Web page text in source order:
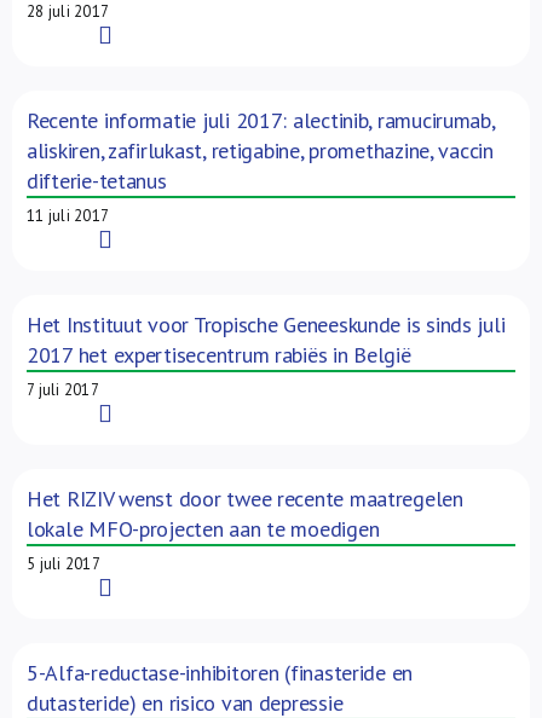
28 juli 2017
Recente informatie juli 2017: alectinib, ramucirumab,
aliskiren, zafirlukast, retigabine, promethazine, vaccin
difterie-tetanus
11 juli 2017
Het Instituut voor Tropische Geneeskunde is sinds juli
2017 het expertisecentrum rabiës in België
7 juli 2017
Het RIZIV wenst door twee recente maatregelen
lokale MFO-projecten aan te moedigen
5 juli 2017
5-Alfa-reductase-inhibitoren (finasteride en
dutasteride) en risico van depressie